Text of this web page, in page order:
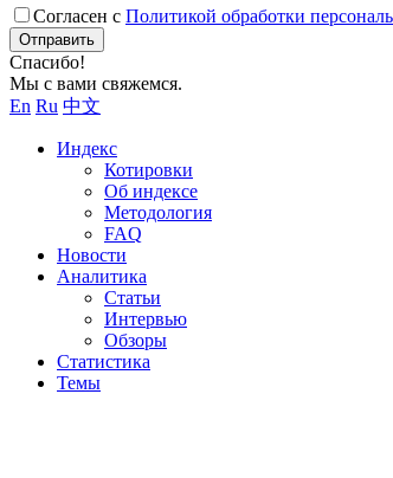
Согласен с Политикой обработки
Отправить
Спасибо!
Мы с вами свяжемся.
En Ru 中文
Индекс
Котировки
Об индексе
Методология
FAQ
Новости
Аналитика
Статьи
Интервью
Обзоры
Статистика
Темы